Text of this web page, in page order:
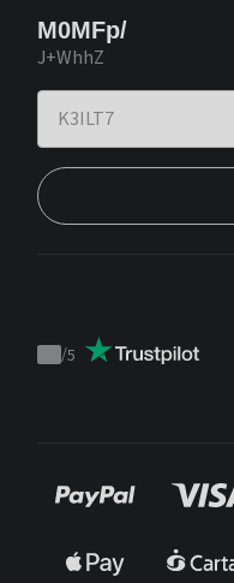
M0MFp/
J+WhhZ
Trustpilot
/5